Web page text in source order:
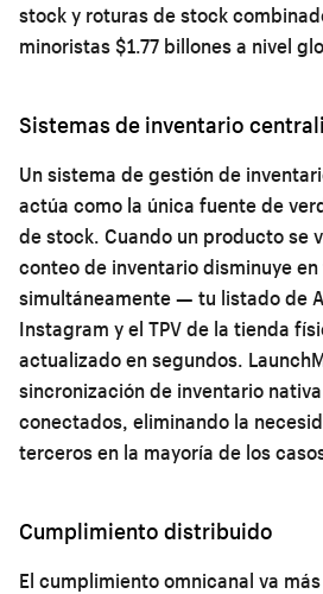
stock y roturas de stock
minoristas $1.77 billones a nivel
Sistemas de inventario
Un sistema de gestión de
actúa como la única fuente de
de stock. Cuando un producto se
conteo de inventario disminuye
simultáneamente — tu listado de
Instagram y el TPV de la tienda
actualizado en segundos.
sincronización de inventario
conectados, eliminando la
terceros en la mayoría de los
Cumplimiento distribuido
El cumplimiento omnicanal va